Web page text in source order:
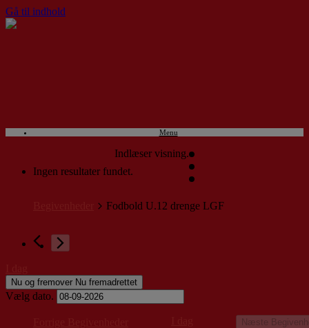
Gå til indhold
Menu
Indlæser visning.
Ingen resultater fundet.
Fodbold U.12 drenge LGF
Nu og fremover Nu fremadrettet
Vælg dato.
Næste